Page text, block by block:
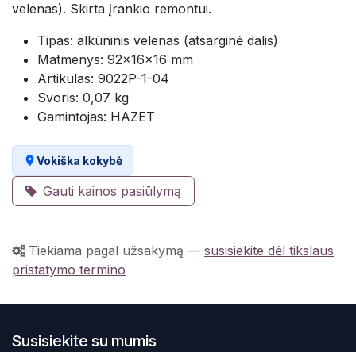
velenas). Skirta įrankio remontui.
Tipas: alkūninis velenas (atsarginė dalis)
Matmenys: 92×16×16 mm
Artikulas: 9022P-1-04
Svoris: 0,07 kg
Gamintojas: HAZET
Vokiška kokybė
Gauti kainos pasiūlymą
Tiekiama pagal užsakymą — susisiekite dėl tikslaus
pristatymo termino
Susisiekite su mumis